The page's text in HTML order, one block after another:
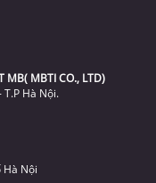
MB( MBTI CO., LTD)
Hà Nội.
Hà Nội